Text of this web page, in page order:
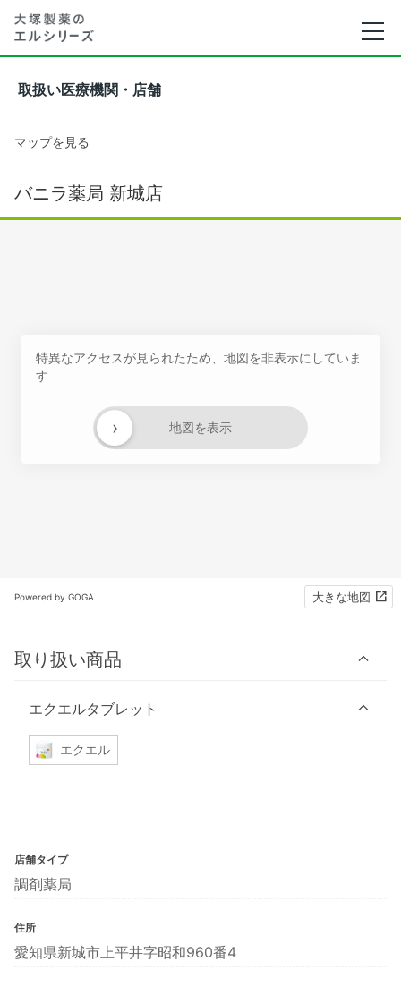
取扱い医療機関・店舗
マップを見る
バニラ薬局 新城店
特異なアクセスが見られたため、地図を非表示にしていま
す
地図を表示
›
Powered by GOGA 大きな地図
取り扱い商品
エクエルタブレット
エクエル
店舗タイプ
調剤薬局
住所
愛知県新城市上平井字昭和960番4